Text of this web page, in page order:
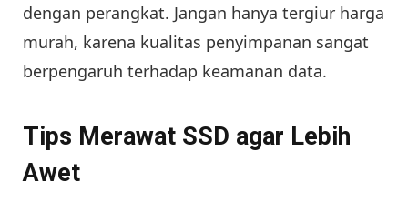
dengan perangkat. Jangan hanya tergiur harga
murah, karena kualitas penyimpanan sangat
berpengaruh terhadap keamanan data.
Tips Merawat SSD agar Lebih
Awet